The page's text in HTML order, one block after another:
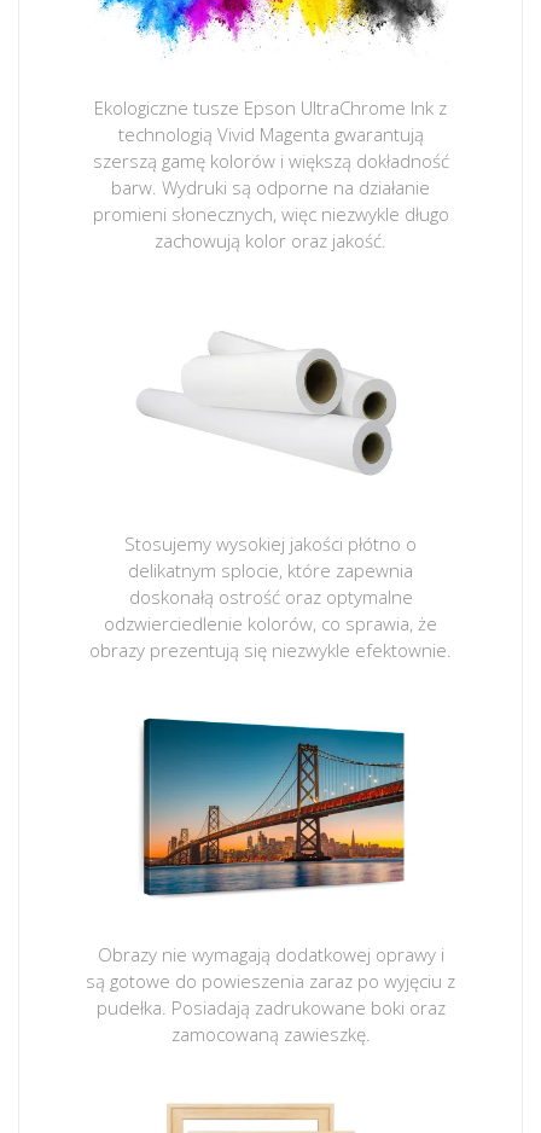
Ekologiczne tusze Epson UltraChrome Ink z
technologią Vivid Magenta gwarantują
szerszą gamę kolorów i większą dokładność
barw. Wydruki są odporne na działanie
promieni słonecznych, więc niezwykle długo
zachowują kolor oraz jakość.
Stosujemy wysokiej jakości płótno o
delikatnym splocie, które zapewnia
doskonałą ostrość oraz optymalne
odzwierciedlenie kolorów, co sprawia, że
obrazy prezentują się niezwykle efektownie.
Obrazy nie wymagają dodatkowej oprawy i
są gotowe do powieszenia zaraz po wyjęciu z
pudełka. Posiadają zadrukowane boki oraz
zamocowaną zawieszkę.